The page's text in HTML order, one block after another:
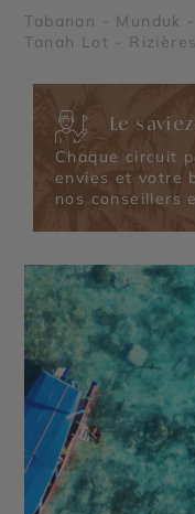
Tabanan - Munduk
Tanah Lot -
Le
Chaque circuit
envies et votre
nos conseillers